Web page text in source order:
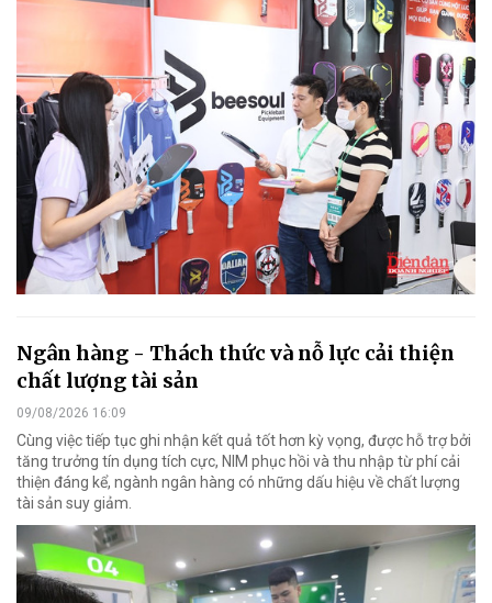
Ngân hàng - Thách thức và nỗ lực cải thiện
chất lượng tài sản
09/08/2026 16:09
Cùng việc tiếp tục ghi nhận kết quả tốt hơn kỳ vọng, được hỗ trợ bởi
tăng trưởng tín dụng tích cực, NIM phục hồi và thu nhập từ phí cải
thiện đáng kể, ngành ngân hàng có những dấu hiệu về chất lượng
tài sản suy giảm.